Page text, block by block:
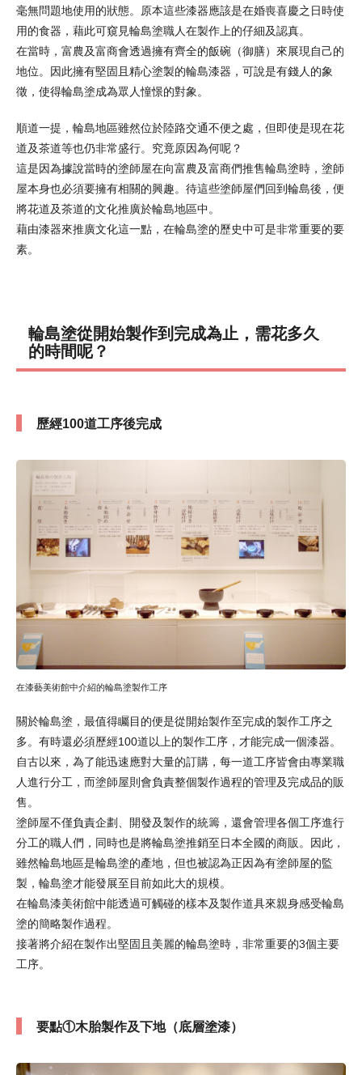
毫無問題地使用的狀態。原本這些漆器應該是在婚喪喜慶之日時使
用的食器，藉此可窺見輪島塗職人在製作上的仔細及認真。
在當時，富農及富商會透過擁有齊全的飯碗（御膳）來展現自己的
地位。因此擁有堅固且精心塗製的輪島漆器，可說是有錢人的象
徵，使得輪島塗成為眾人憧憬的對象。
順道一提，輪島地區雖然位於陸路交通不便之處，但即使是現在花
道及茶道等也仍非常盛行。究竟原因為何呢？
這是因為據說當時的塗師屋在向富農及富商們推售輪島塗時，塗師
屋本身也必須要擁有相關的興趣。待這些塗師屋們回到輪島後，便
將花道及茶道的文化推廣於輪島地區中。
藉由漆器來推廣文化這一點，在輪島塗的歷史中可是非常重要的要
素。
輪島塗從開始製作到完成為止，需花多久
的時間呢？
歷經100道工序後完成
在漆藝美術館中介紹的輪島塗製作工序
關於輪島塗，最值得矚目的便是從開始製作至完成的製作工序之
多。有時還必須歷經100道以上的製作工序，才能完成一個漆器。
自古以來，為了能迅速應對大量的訂購，每一道工序皆會由專業職
人進行分工，而塗師屋則會負責整個製作過程的管理及完成品的販
售。
塗師屋不僅負責企劃、開發及製作的統籌，還會管理各個工序進行
分工的職人們，同時也是將輪島塗推銷至日本全國的商販。因此，
雖然輪島地區是輪島塗的產地，但也被認為正因為有塗師屋的監
製，輪島塗才能發展至目前如此大的規模。
在輪島漆美術館中能透過可觸碰的樣本及製作道具來親身感受輪島
塗的簡略製作過程。
接著將介紹在製作出堅固且美麗的輪島塗時，非常重要的3個主要
工序。
要點①木胎製作及下地（底層塗漆）